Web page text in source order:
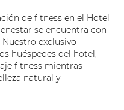
de fitness en el Hotel
se encuentra con
exclusivo
huéspedes del hotel,
fitness mientras
natural y